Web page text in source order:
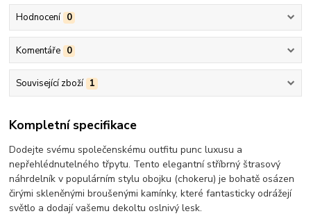
Hodnocení 0
Komentáře 0
Související zboží 1
Kompletní specifikace
Dodejte svému společenskému outfitu punc luxusu a
nepřehlédnutelného třpytu. Tento elegantní stříbrný štrasový
náhrdelník v populárním stylu obojku (chokeru) je bohatě osázen
čirými skleněnými broušenými kamínky, které fantasticky odrážejí
světlo a dodají vašemu dekoltu oslnivý lesk.